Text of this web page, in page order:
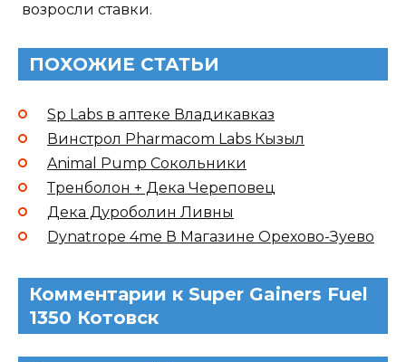
возросли ставки.
ПОХОЖИЕ СТАТЬИ
Sp Labs в аптеке Владикавказ
Винстрол Pharmacom Labs Кызыл
Animal Pump Сокольники
Тренболон + Дека Череповец
Дека Дуроболин Ливны
Dynatrope 4me В Магазине Орехово-Зуево
Комментарии к Super Gainers Fuel
1350 Котовск